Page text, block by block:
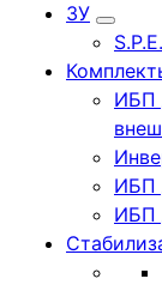
ЗУ
S.P.E.
ИБП
ИБП
ИБП